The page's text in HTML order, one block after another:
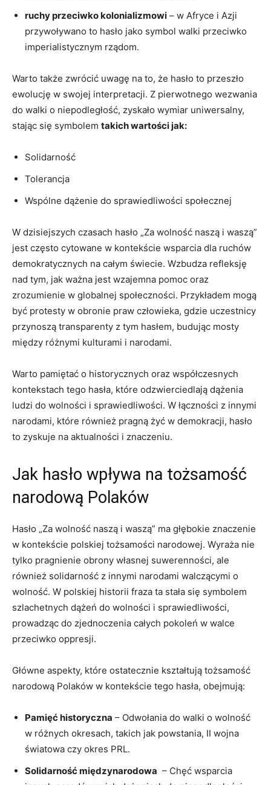
ruchy przeciwko kolonializmowi – w Afryce i ⁤Azji
przywoływano to hasło​ jako symbol​ walki przeciwko
imperialistycznym​ rządom.
Warto​ także zwrócić uwagę na to, że hasło⁣ to przeszło
ewolucję w swojej interpretacji. Z pierwotnego wezwania
do walki o niepodległość, zyskało wymiar uniwersalny,
stając się symbolem takich wartości jak:
Solidarność
Tolerancja
Wspólne dążenie​ do sprawiedliwości społecznej
W dzisiejszych czasach hasło „Za⁢ wolność naszą i waszą”⁤
jest często cytowane w kontekście wsparcia dla ruchów
demokratycznych na całym świecie. Wzbudza ​refleksję
nad tym, jak ważna jest wzajemna pomoc oraz
zrozumienie ⁤w globalnej społeczności.⁤ Przykładem mogą
być protesty w obronie ⁤praw człowieka, gdzie uczestnicy
⁤przynoszą transparenty z⁤ tym⁢ hasłem, budując ‍mosty
⁢między różnymi‌ kulturami i narodami.
Warto pamiętać o‍ historycznych ‍oraz współczesnych
kontekstach tego hasła, które odzwierciedlają dążenia
ludzi do wolności ​i sprawiedliwości.⁤ W łączności z innymi
narodami, które również⁤ pragną żyć w demokracji, hasło⁤
to⁢ zyskuje na aktualności i⁤ znaczeniu.
Jak hasło ‍wpływa na‍ tożsamość
narodową Polaków
Hasło „Za wolność ⁣naszą​ i waszą” ma głębokie ⁣znaczenie​
w ‌kontekście polskiej⁢ tożsamości narodowej. Wyraża nie
tylko pragnienie obrony własnej suwerenności, ale
również ‍solidarność z innymi narodami walczącymi o
wolność. ⁤W polskiej ⁢historii fraza‍ ta stała⁢ się symbolem
szlachetnych dążeń do⁢ wolności⁢ i sprawiedliwości,
prowadząc do zjednoczenia całych​ pokoleń w walce
przeciwko oppresji.
Główne ⁣aspekty, które ostatecznie kształtują tożsamość
narodową Polaków w kontekście tego hasła, ⁣obejmują:
Pamięć historyczna – Odwołania do walki o⁣ wolność
w różnych okresach, takich jak powstania, II wojna
światowa czy okres PRL.
Solidarność międzynarodowa ⁢ – Chęć wsparcia